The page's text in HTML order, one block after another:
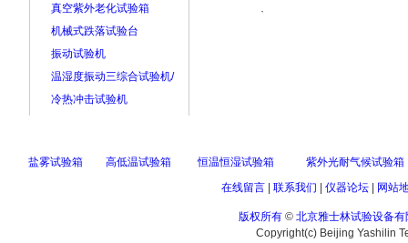
真空紫外老化试验箱
机械式跌落试验台
振动试验机
温湿度振动三综合试验机/
冷热冲击试验机
·
盐雾试验箱 高低温试验箱 恒温恒湿试验箱
紫外光耐气候试验箱
在线留言| 联系我们 仪器论坛| 网站
版权所有 © 北京雅士林试验设备有
Copyright(c) Beijing Yashilin